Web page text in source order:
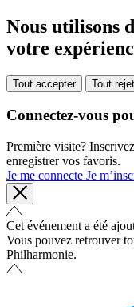
Nous utilisons
votre
Tout accepter Tout
Connectez-vous
Première visite?
enregistrer vos favoris.
Je me connecte Je
Cet événement a été
Vous pouvez retrouver
Philharmonie.